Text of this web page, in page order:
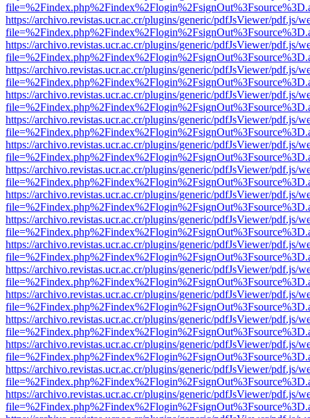
https://archivo.revistas.ucr.ac.cr/plugins/generic/pdfJsViewer/pdf.js/
https://archivo.revistas.ucr.ac.cr/plugins/generic/pdfJsViewer/pdf.js/
https://archivo.revistas.ucr.ac.cr/plugins/generic/pdfJsViewer/pdf.js/
https://archivo.revistas.ucr.ac.cr/plugins/generic/pdfJsViewer/pdf.js/
https://archivo.revistas.ucr.ac.cr/plugins/generic/pdfJsViewer/pdf.js/
https://archivo.revistas.ucr.ac.cr/plugins/generic/pdfJsViewer/pdf.js/
https://archivo.revistas.ucr.ac.cr/plugins/generic/pdfJsViewer/pdf.js/
https://archivo.revistas.ucr.ac.cr/plugins/generic/pdfJsViewer/pdf.js/
https://archivo.revistas.ucr.ac.cr/plugins/generic/pdfJsViewer/pdf.js/
https://archivo.revistas.ucr.ac.cr/plugins/generic/pdfJsViewer/pdf.js/
https://archivo.revistas.ucr.ac.cr/plugins/generic/pdfJsViewer/pdf.js/
https://archivo.revistas.ucr.ac.cr/plugins/generic/pdfJsViewer/pdf.js/
https://archivo.revistas.ucr.ac.cr/plugins/generic/pdfJsViewer/pdf.js/
https://archivo.revistas.ucr.ac.cr/plugins/generic/pdfJsViewer/pdf.js/
https://archivo.revistas.ucr.ac.cr/plugins/generic/pdfJsViewer/pdf.js/
https://archivo.revistas.ucr.ac.cr/plugins/generic/pdfJsViewer/pdf.js/